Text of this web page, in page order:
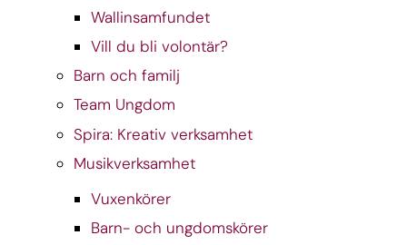
Wallinsamfundet
Vill du bli volontär?
Barn och familj
Team Ungdom
Spira: Kreativ verksamhet
Musikverksamhet
Vuxenkörer
Barn- och ungdomskörer